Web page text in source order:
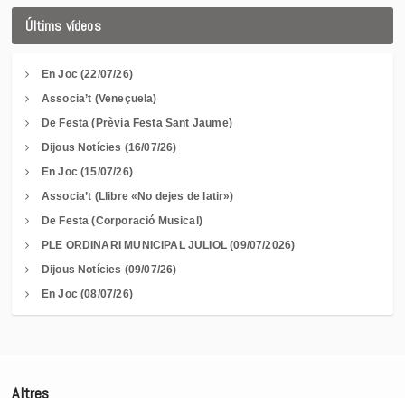
Últims vídeos
En Joc (22/07/26)
Associa’t (Veneçuela)
De Festa (Prèvia Festa Sant Jaume)
Dijous Notícies (16/07/26)
En Joc (15/07/26)
Associa’t (Llibre «No dejes de latir»)
De Festa (Corporació Musical)
PLE ORDINARI MUNICIPAL JULIOL (09/07/2026)
Dijous Notícies (09/07/26)
En Joc (08/07/26)
Altres